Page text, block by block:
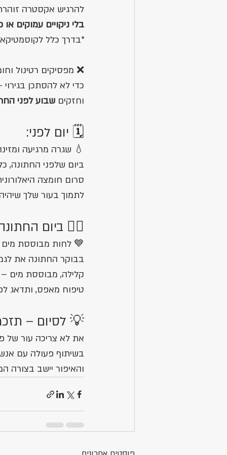
להרגיש אקסטרה
בלי ניקויים עמוקים או
*בדרך כלל
❌ מפסיקים רטינול
כדי לא להסתכן
וחזקים שבוע לפני
🗓️ יום לפני:
💧 שגרה מרגיעה
ביום שלפני החתונה,
סרום חומצה
לתמוך בעור שלך
👰‍♀️ ביום
💙 לחות מבוססת מים
בבוקר החתונה את
קלילה, מבוססת מים
טיפוח מאפס, ותדאג
💡 לסיום –
את לא צריכה עור של
בשיתוף פעולה עם
והאיפור יישב בצורה